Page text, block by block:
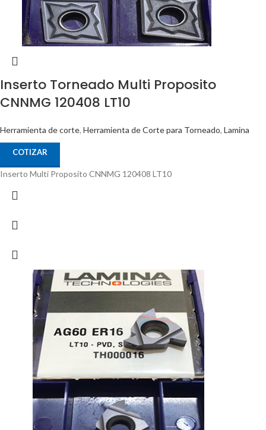
Inserto Torneado Multi Proposito
CNNMG 120408 LT10
Herramienta de corte, Herramienta de Corte para Torneado, Lamina
COTIZAR
Inserto Multi Proposito CNNMG 120408 LT10